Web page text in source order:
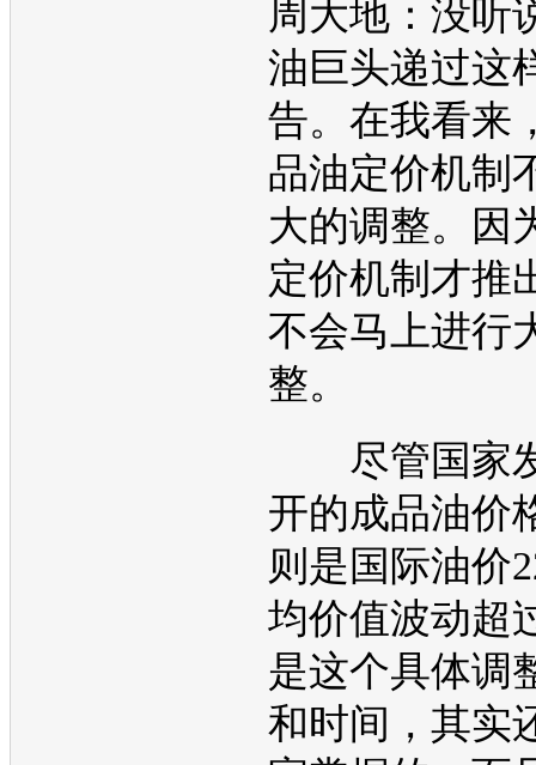
周大地：没听
油巨头递过这
告。在我看来
品油定价机制
大的调整。因
定价机制才推
不会马上进行
整。
尽管国家
开的成品油价
则是国际油价
均价值波动超
是这个具体调
和时间，其实